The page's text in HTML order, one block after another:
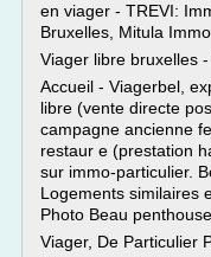
en viager - TREVI:
Bruxelles, Mitula Immo
Viager libre bruxelles
Accueil - Viagerbel,
libre (vente directe
campagne ancienne
restaur e (prestation
sur immo-particulier.
Logements similaires
Photo Beau
Viager, De Particulier